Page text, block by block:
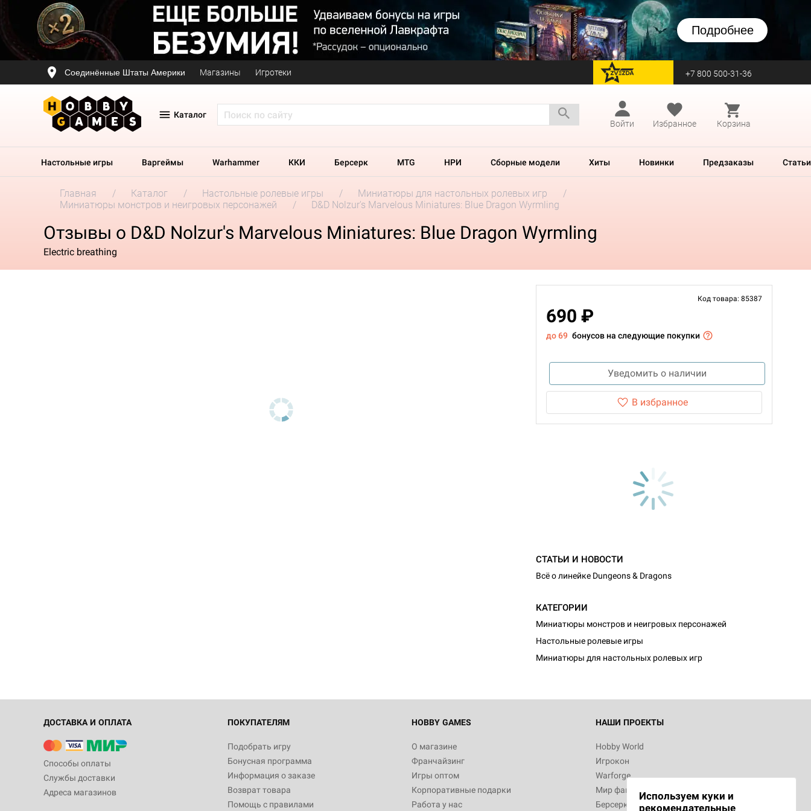
Подробнее
Соединённые Штаты Америки Магазины Игротеки перейти на Zvezda +7 800 500-31-36
Каталог
Войти
Избранное Корзина
Настольные игры Варгеймы Warhammer ККИ Берсерк MTG НРИ Сборные модели Хиты Новинки Предзаказы Статьи
Главная Каталог Настольные ролевые игры
Миниатюры для настольных ролевых игр
Миниатюры монстров и неигровых персонажей
D&D Nolzur's Marvelous Miniatures: Blue Dragon Wyrmling
Отзывы о D&D Nolzur's Marvelous Miniatures: Blue Dragon Wyrmling
Electric breathing
Код товара: 85387
690 ₽
до 69 бонусов на следующие покупки
Уведомить о наличии
В избранное
СТАТЬИ И НОВОСТИ
Всё о линейке Dungeons & Dragons
КАТЕГОРИИ
Миниатюры монстров и неигровых персонажей
Настольные ролевые игры
Миниатюры для настольных ролевых игр
ДОСТАВКА И ОПЛАТА
Способы оплаты
Службы доставки
Адреса магазинов
ПОКУПАТЕЛЯМ
Подобрать игру
Бонусная программа
Информация о заказе
Возврат товара
Помощь с правилами
HOBBY GAMES
О магазине
Франчайзинг
Игры оптом
Корпоративные подарки
Работа у нас
НАШИ ПРОЕКТЫ
Hobby World
Игрокон
Warforge
Мир фантастики
Берсерк
Используем куки и
рекомендательные